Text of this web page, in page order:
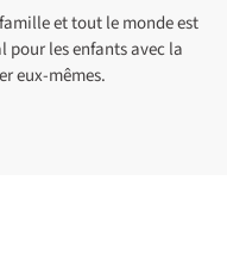
et tout le monde est
pour les enfants avec la
eux-mêmes.